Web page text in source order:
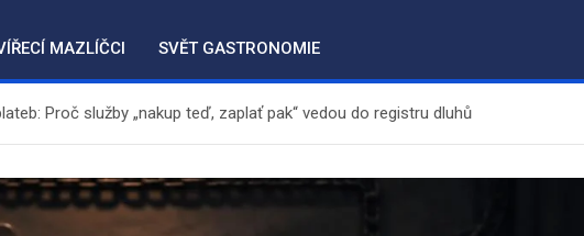
MAZLÍČCI SVĚT GASTRONOMIE
Proč služby „nakup teď, zaplať pak“ vedou do registru dluhů